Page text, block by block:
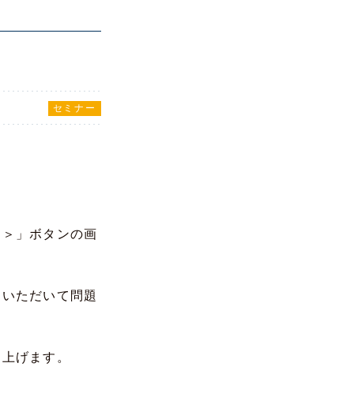
セミナー
」ボタンの画
ただいて問題
げます。